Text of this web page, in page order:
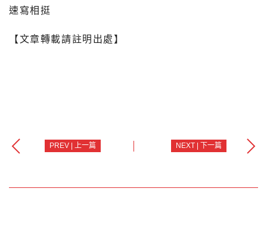
速寫相挺
【文章轉載請註明出處】
PREV | 上一篇 NEXT | 下一篇